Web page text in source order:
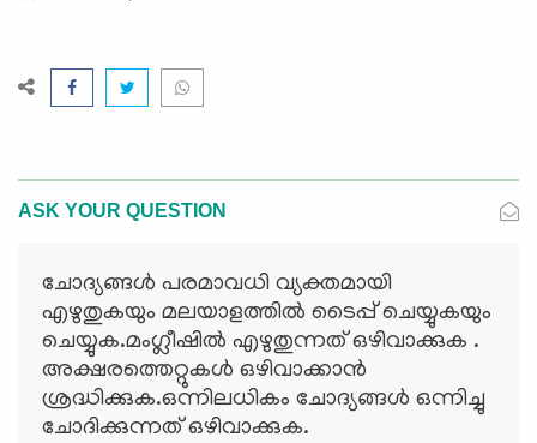
ASK YOUR QUESTION
ചോദ്യങ്ങള്‍ പരമാവധി വ്യക്തമായി
എഴുതുകയും മലയാളത്തില്‍ ടൈപ്പ് ചെയ്യുകയും
ചെയ്യുക.മംഗ്ലീഷില്‍ എഴുതുന്നത് ഒഴിവാക്കുക .
അക്ഷരത്തെറ്റുകള്‍ ഒഴിവാക്കാന്‍
ശ്രദ്ധിക്കുക.ഒന്നിലധികം ചോദ്യങ്ങള്‍ ഒന്നിച്ചു
ചോദിക്കുന്നത് ഒഴിവാക്കുക.